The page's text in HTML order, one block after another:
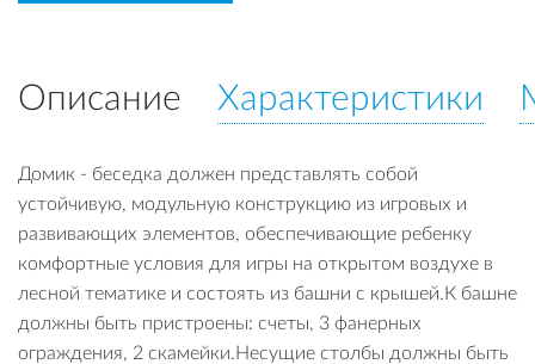
Описание Характеристики
Домик - беседка должен представлять собой
устойчивую, модульную конструкцию из игровых и
развивающих элементов, обеспечивающие ребенку
комфортные условия для игры на открытом воздухе в
лесной тематике и состоять из башни с крышей.К башне
должны быть пристроены: счеты, 3 фанерных
ограждения, 2 скамейки.Несущие столбы должны быть